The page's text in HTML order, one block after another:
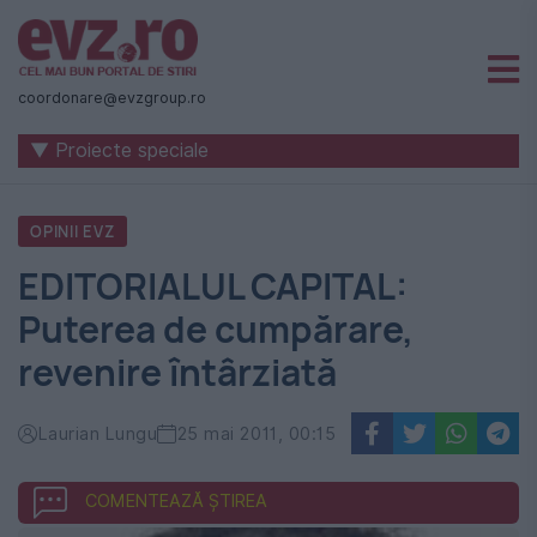
Știri
naționale
internaționale
România
-
Evenimentul
Zilei
coordonare@evzgroup.ro
▼ Proiecte speciale
OPINII EVZ
EDITORIALUL CAPITAL:
Puterea de cumpărare,
revenire întârziată
Laurian Lungu 25 mai 2011, 00:15
COMENTEAZĂ ȘTIREA